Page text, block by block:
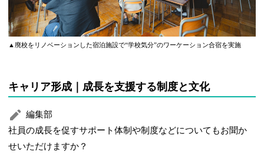
▲廃校をリノベーションした宿泊施設で“学校気分”のワーケーション合宿を実施
キャリア形成｜成長を支援する制度と文化
編集部
社員の成長を促すサポート体制や制度などについてもお聞か
せいただけますか？